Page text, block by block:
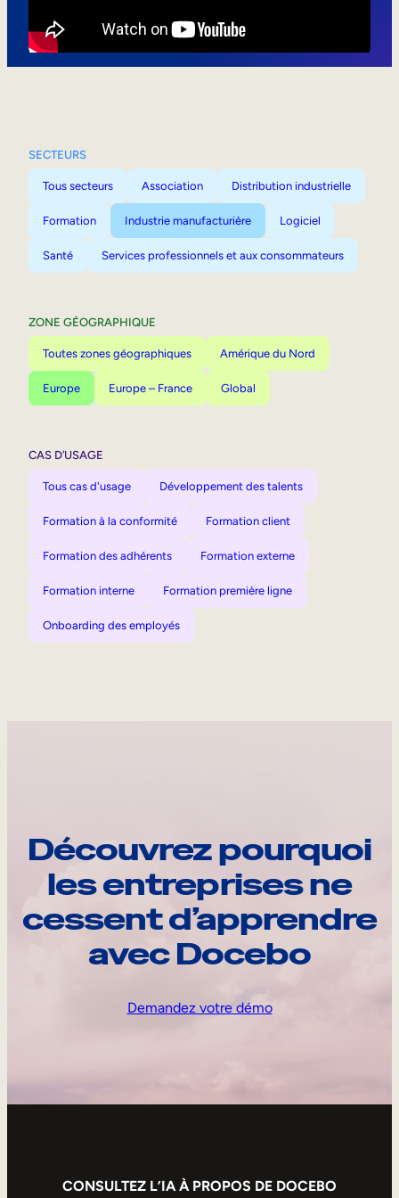
SECTEURS
Tous secteurs Association Distribution industrielle
Formation Industrie manufacturière Logiciel
Santé Services professionnels et aux consommateurs
ZONE GÉOGRAPHIQUE
Toutes zones géographiques Amérique du Nord
Europe Europe – France Global
CAS D’USAGE
Tous cas d'usage Développement des talents
Formation à la conformité Formation client
Formation des adhérents Formation externe
Formation interne Formation première ligne
Onboarding des employés
Découvrez pourquoi
les entreprises ne
cessent d’apprendre
avec Docebo
Demandez votre démo
CONSULTEZ L’IA À PROPOS DE DOCEBO